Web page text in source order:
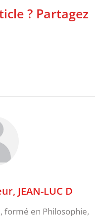
? Partagez
JEAN-LUC D
formé en Philosophie,